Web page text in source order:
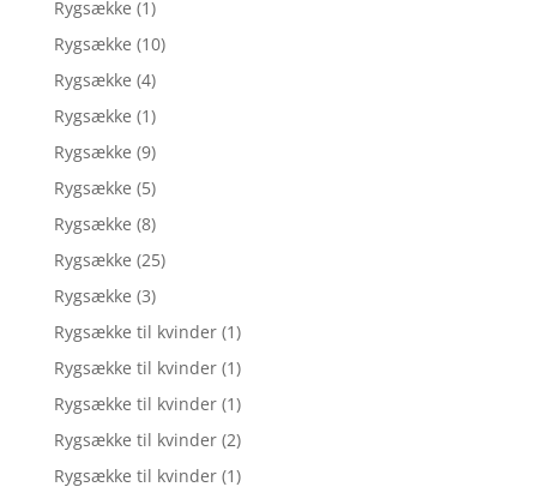
Rygsække (1)
Rygsække (10)
Rygsække (4)
Rygsække (1)
Rygsække (9)
Rygsække (5)
Rygsække (8)
Rygsække (25)
Rygsække (3)
Rygsække til kvinder (1)
Rygsække til kvinder (1)
Rygsække til kvinder (1)
Rygsække til kvinder (2)
Rygsække til kvinder (1)